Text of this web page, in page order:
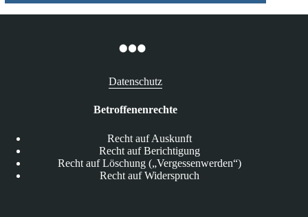
Datenschutz
Betroffenenrechte
Recht auf Auskunft
Recht auf Berichtigung
Recht auf Löschung („Vergessenwerden“)
Recht auf Widerspruch